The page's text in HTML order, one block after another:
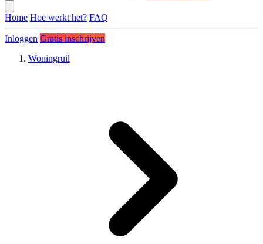
Home Hoe werkt het? FAQ
Inloggen Gratis inschrijven
Woningruil